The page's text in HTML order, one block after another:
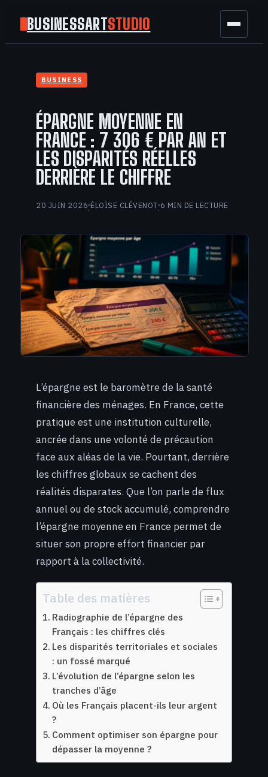
BUSINESSARTSTUDIO
FINANCE
TECH
BUSINESS
ÉPARGNE MOYENNE EN
FRANCE : 7 306 € PAR AN ET
LES DISPARITÉS RÉELLES
DERRIÈRE LE CHIFFRE
20 JUIN 2026·ÉLOÏSE CLÉVENOT·6 MIN DE LECTURE
L’épargne est le baromètre de la santé
financière des ménages. En France, cette
pratique est une institution culturelle,
ancrée dans une volonté de précaution
face aux aléas de la vie. Pourtant, derrière
les chiffres globaux se cachent des
réalités disparates. Que l’on parle de flux
annuel ou de stock accumulé, comprendre
l’épargne moyenne en France permet de
situer son propre effort financier par
rapport à la collectivité.
Table des matières
Radiographie de l’épargne des
Français : les chiffres clés
Les disparités territoriales et sociales
: un fossé marqué
L’évolution de l’épargne selon les
tranches d’âge
Où les Français placent-ils leur argent
?
Comment optimiser son épargne pour
dépasser la moyenne ?